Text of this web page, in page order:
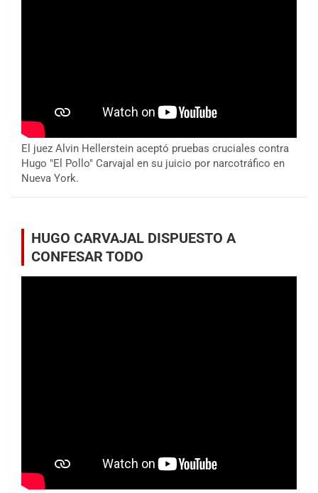
El juez Alvin Hellerstein aceptó pruebas cruciales contra
Hugo "El Pollo" Carvajal en su juicio por narcotráfico en
Nueva York.
HUGO CARVAJAL DISPUESTO A
CONFESAR TODO